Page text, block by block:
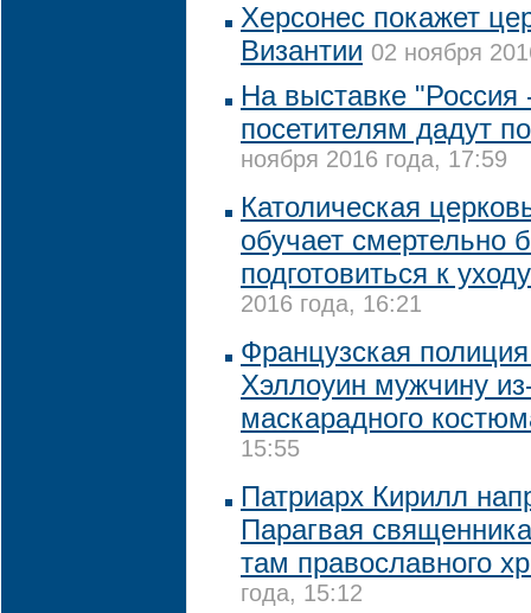
Херсонес покажет
Византии 02 ноября
На выставке "Россия
посетителям дадут
ноября 2016 года, 17:59
Католическая
обучает смертельно
подготовиться к
2016 года, 16:21
Французская
Хэллоуин мужчину
маскарадного
15:55
Патриарх Кирилл
Парагвая
там православного
года, 15:12